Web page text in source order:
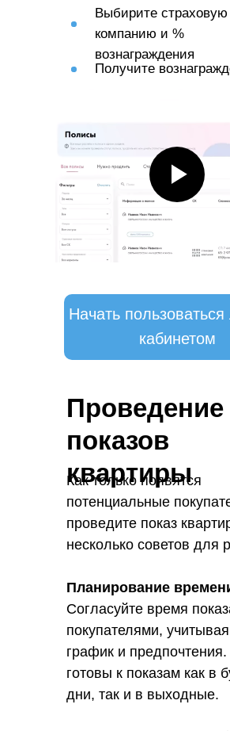
Выбирите страховую
компанию и %
вознаграждения
Получите
Начать
кабинетом
Проведение
показов
квартиры
Как только появятся
потенциальные
проведите показ
несколько советов для
Планирование
Согласуйте время
покупателями,
график и предпочтения.
готовы к показам как в
дни, так и в выходные.